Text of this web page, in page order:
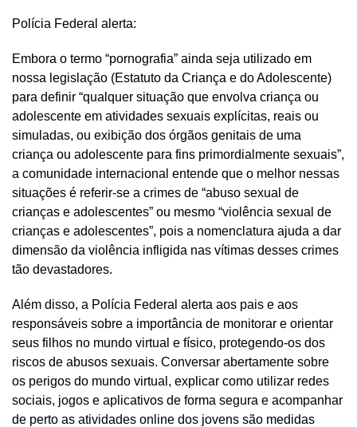
Polícia Federal alerta:
Embora o termo “pornografia” ainda seja utilizado em
nossa legislação (Estatuto da Criança e do Adolescente)
para definir “qualquer situação que envolva criança ou
adolescente em atividades sexuais explícitas, reais ou
simuladas, ou exibição dos órgãos genitais de uma
criança ou adolescente para fins primordialmente sexuais”,
a comunidade internacional entende que o melhor nessas
situações é referir-se a crimes de “abuso sexual de
crianças e adolescentes” ou mesmo “violência sexual de
crianças e adolescentes”, pois a nomenclatura ajuda a dar
dimensão da violência infligida nas vítimas desses crimes
tão devastadores.
Além disso, a Polícia Federal alerta aos pais e aos
responsáveis sobre a importância de monitorar e orientar
seus filhos no mundo virtual e físico, protegendo-os dos
riscos de abusos sexuais. Conversar abertamente sobre
os perigos do mundo virtual, explicar como utilizar redes
sociais, jogos e aplicativos de forma segura e acompanhar
de perto as atividades online dos jovens são medidas